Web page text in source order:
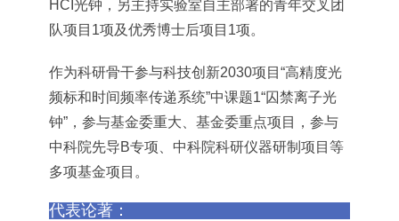
HCI光钟，另主持实验室自主部署的青年交叉团
队项目1项及优秀博士后项目1项。
作为科研骨干参与科技创新2030项目“高精度光
频标和时间频率传递系统”中课题1“囚禁离子光
钟”，参与基金委重大、基金委重点项目，参与
中科院先导B专项、中科院科研仪器研制项目等
多项基金项目。
代表论著：